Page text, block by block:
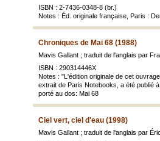
ISBN : 2-7436-0348-8 (br.)
Notes : Éd. originale française, Paris :
Chroniques de Mai 68 (1988)
Mavis Gallant ; traduit de l'anglais par
ISBN : 290314446X
Notes : "L'édition originale de cet
extrait de Paris Notebooks, a été publié
porté au dos: Mai 68
Ciel vert, ciel d'eau (1998)
Mavis Gallant ; traduit de l'anglais par